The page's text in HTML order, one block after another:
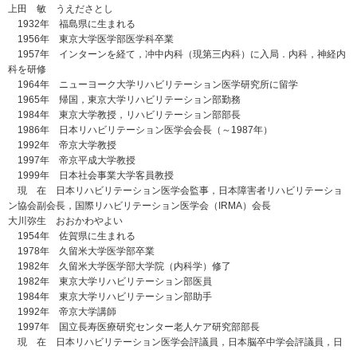
上田 敏 うえださとし
1932年 福島県に生まれる
1956年 東京大学医学部医学科卒業
1957年 インターンを経て，冲中内科（現第三内科）に入局．内科，神経内
科を研修
1964年 ニューヨーク大学リハビリテーション医学研究所に留学
1965年 帰国，東京大学リハビリテーション部勤務
1984年 東京大学教授，リハビリテーション部部長
1986年 日本リハビリテーション医学会会長（～1987年）
1992年 帝京大学教授
1997年 帝京平成大学教授
1999年 日本社会事業大学客員教授
現 在 日本リハビリテーション医学会監事，日本障害者リハビリテーショ
ン協会副会長，国際リハビリテーション医学会（IRMA）会長
大川弥生 おおかわやよい
1954年 佐賀県に生まれる
1978年 久留米大学医学部卒業
1982年 久留米大学医学部大学院（内科学）修了
1982年 東京大学リハビリテーション部医員
1984年 東京大学リハビリテーション部助手
1992年 帝京大学講師
1997年 国立長寿医療研究センター老人ケア研究部部長
現 在 日本リハビリテーション医学会評議員，日本脳卒中学会評議員，日